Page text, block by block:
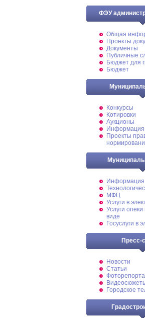
ФЭУ
Общая
Проекты
Документы
Публичные
Бюджет для
Бюджет
Конкурсы
Котировки
Аукционы
Проекты
Информация
МФЦ
Услуги в
Услуги
виде
Госуслуги в
Пресс-
Новости
Статьи
Городское